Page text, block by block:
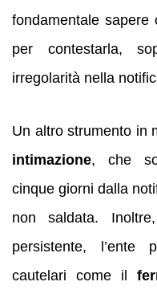
fondamentale sapere
per contestarla,
irregolarità nella
Un altro strumento in
intimazione, che
cinque giorni dalla
non saldata.
persistente, l’ente
cautelari come il